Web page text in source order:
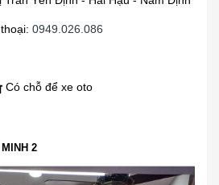
0949.026.086
Có chỗ để xe oto
2